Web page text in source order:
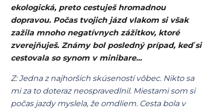
ekologická, preto cestuješ hromadnou
dopravou. Počas tvojich jázd vlakom si však
zažila mnoho negatívnych zážitkov, ktoré
zverejňuješ. Známy bol posledný prípad, keď si
cestovala so synom v minibare...
Z: Jedna z najhorších skúseností vôbec. Nikto sa
mi za to doteraz neospravedlnil. Miestami som si
počas jazdy myslela, že omdliem. Cesta bola v